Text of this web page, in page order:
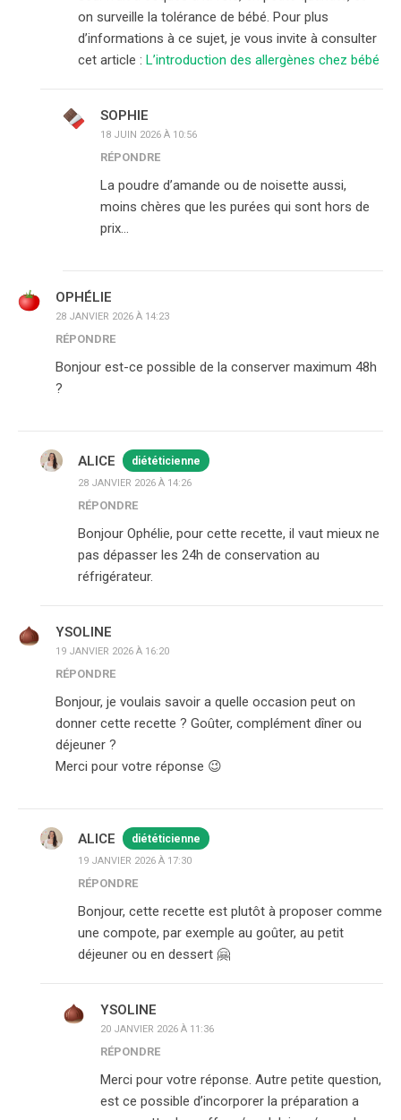
on surveille la tolérance de bébé. Pour plus
d’informations à ce sujet, je vous invite à consulter
cet article : L’introduction des allergènes chez bébé
SOPHIE
18 JUIN 2026 À 10:56
RÉPONDRE
La poudre d’amande ou de noisette aussi,
moins chères que les purées qui sont hors de
prix…
OPHÉLIE
28 JANVIER 2026 À 14:23
RÉPONDRE
Bonjour est-ce possible de la conserver maximum 48h
?
ALICE diététicienne
28 JANVIER 2026 À 14:26
RÉPONDRE
Bonjour Ophélie, pour cette recette, il vaut mieux ne
pas dépasser les 24h de conservation au
réfrigérateur.
YSOLINE
19 JANVIER 2026 À 16:20
RÉPONDRE
Bonjour, je voulais savoir a quelle occasion peut on
donner cette recette ? Goûter, complément dîner ou
déjeuner ?
Merci pour votre réponse 😉
ALICE diététicienne
19 JANVIER 2026 À 17:30
RÉPONDRE
Bonjour, cette recette est plutôt à proposer comme
une compote, par exemple au goûter, au petit
déjeuner ou en dessert 🤗
YSOLINE
20 JANVIER 2026 À 11:36
RÉPONDRE
Merci pour votre réponse. Autre petite question,
est ce possible d’incorporer la préparation a